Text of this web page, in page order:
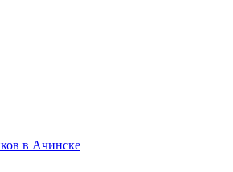
в Ачинске